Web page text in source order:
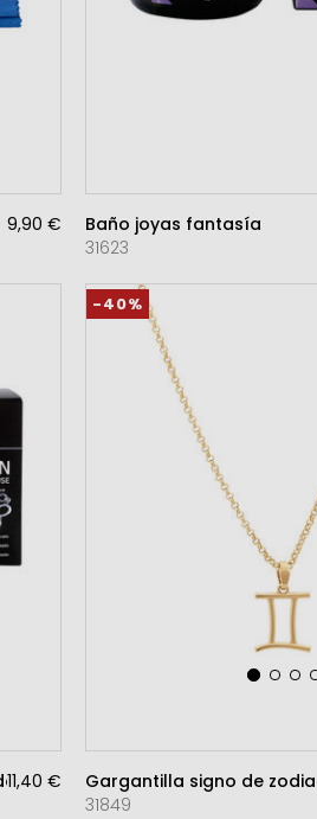
9,90 €
Baño joyas fantasía
31623
11,40 €
-40%
Gargantilla signo de
31849